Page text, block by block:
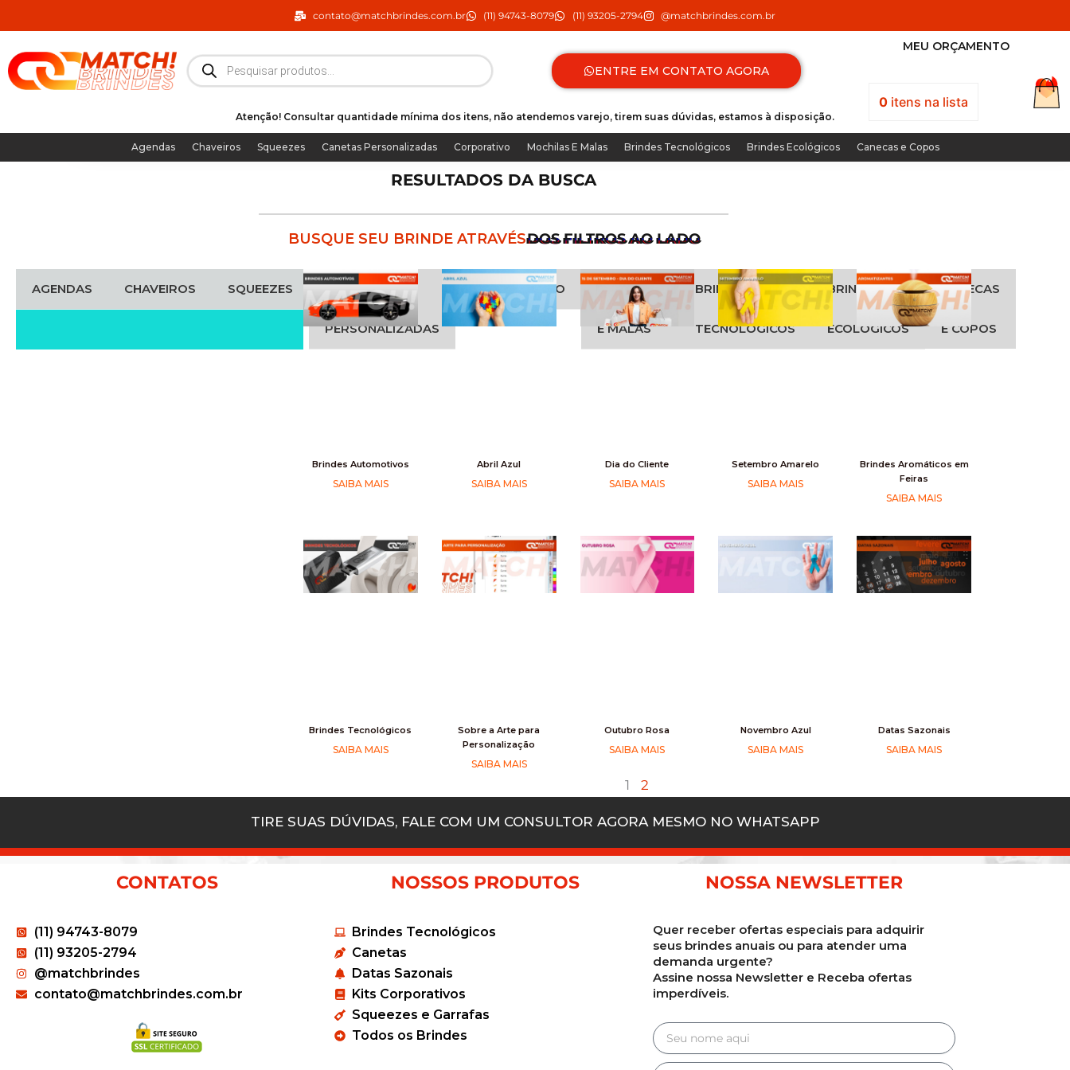
para
conteúdo
contato@matchbrindes.com.br (11) 94743-8079 (11) 93205-2794 @matchbrindes.com.br
Pesquisar
produtos
ENTRE EM CONTATO AGORA
MEU ORÇAMENTO
0itens na lista
Atenção! Consultar quantidade mínima dos itens, não atendemos varejo, tirem suas dúvidas, estamos à disposição.
Agendas Chaveiros Squeezes Canetas Personalizadas Corporativo Mochilas E Malas Brindes Tecnológicos Brindes Ecológicos Canecas e Copos
RESULTADOS DA BUSCA
BUSQUE SEU BRINDE ATRAVÉSDOS FILTROS AO LADO
AGENDAS CHAVEIROS SQUEEZES CANETAS
PERSONALIZADAS
CORPORATIVO MOCHILAS
E MALAS
BRINDES
TECNOLÓGICOS
BRINDES
ECOLÓGICOS
CANECAS
E COPOS
Brindes Automotivos
SAIBA MAIS
Abril Azul
SAIBA MAIS
Dia do Cliente
SAIBA MAIS
Setembro Amarelo
SAIBA MAIS
Brindes Aromáticos em
Feiras
SAIBA MAIS
Brindes Tecnológicos
SAIBA MAIS
Sobre a Arte para
Personalização
SAIBA MAIS
Outubro Rosa
SAIBA MAIS
Novembro Azul
SAIBA MAIS
Datas Sazonais
SAIBA MAIS
Page
1
Page
2
TIRE SUAS DÚVIDAS, FALE COM UM CONSULTOR AGORA MESMO NO WHATSAPP
CONTATOS
(11) 94743-8079
(11) 93205-2794
@matchbrindes
contato@matchbrindes.com.br
NOSSOS PRODUTOS
Brindes Tecnológicos
Canetas
Datas Sazonais
Kits Corporativos
Squeezes e Garrafas
Todos os Brindes
NOSSA NEWSLETTER
Quer receber ofertas especiais para adquirir
seus brindes anuais ou para atender uma
demanda urgente?
Assine nossa Newsletter e Receba ofertas
imperdíveis.